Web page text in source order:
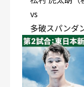
vs
多破スパンダ